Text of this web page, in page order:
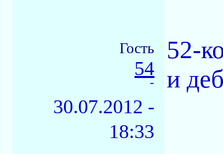
Гость
54
-
30.07.2012 -
18:33
52-
и